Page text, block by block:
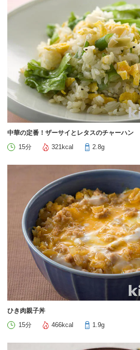
中華の定番！ザーサイとレタスのチャーハン
15分
321kcal 2.8g
ひき肉親子丼
15分
466kcal 1.9g